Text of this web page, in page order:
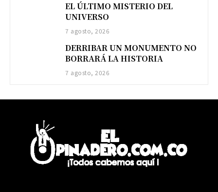
EL ÚLTIMO MISTERIO DEL
UNIVERSO
7 agosto, 2026
DERRIBAR UN MONUMENTO NO
BORRARÁ LA HISTORIA
7 agosto, 2026